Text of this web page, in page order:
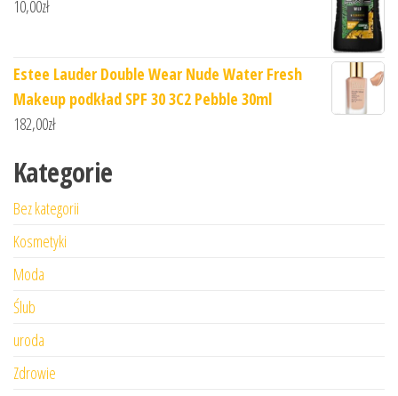
10,00zł
Estee Lauder Double Wear Nude Water Fresh
Makeup podkład SPF 30 3C2 Pebble 30ml
182,00zł
Kategorie
Bez kategorii
Kosmetyki
Moda
Ślub
uroda
Zdrowie